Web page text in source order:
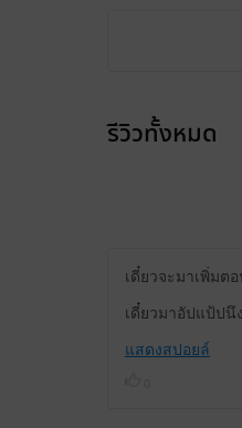
รีวิวทั้งหมด
เดี๋ยวจะมาเพิ่มต
เดี๋ยวมาอัปแป้ปนึง
แสดงสปอยล์